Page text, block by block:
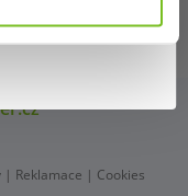
| Reklamace | Cookies